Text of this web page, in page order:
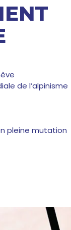
de l’alpinisme
pleine mutation